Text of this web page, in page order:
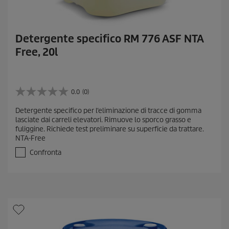
Detergente specifico RM 776 ASF NTA
Free, 20l
0.0 (0)
0
0
s
u
5
t
.
Detergente specifico per l‘eliminazione di tracce di gomma
lasciate dai carreli elevatori. Rimuove lo sporco grasso e
fuliggine. Richiede test preliminare su superficie da trattare.
NTA-Free
Confronta